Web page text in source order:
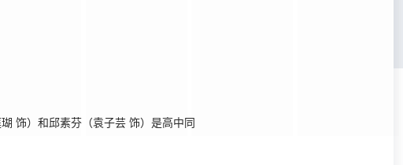
）和邱素芬（袁子芸 饰）是高中同